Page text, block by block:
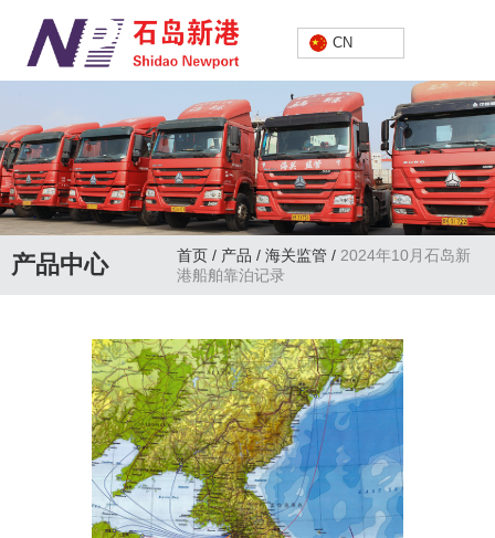
中文
CN
产品中心 首页 / 产品 / 海关监管 / 2024年10月石岛新
港船舶靠泊记录